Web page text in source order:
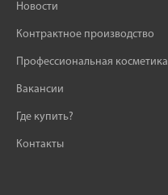
Новости
Контрактное производство
Профессиональная косметика
Вакансии
Где купить?
Контакты